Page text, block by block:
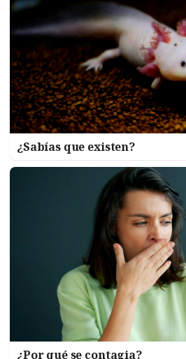
¿Sabías que existen?
¿Por qué se contagia?